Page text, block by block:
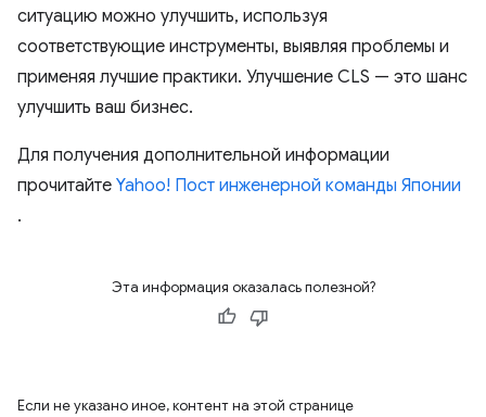
ситуацию можно улучшить, используя
соответствующие инструменты, выявляя проблемы и
применяя лучшие практики. Улучшение CLS — это шанс
улучшить ваш бизнес.
Для получения дополнительной информации
прочитайте Yahoo! Пост инженерной команды Японии
.
Эта информация оказалась полезной?
Если не указано иное, контент на этой странице